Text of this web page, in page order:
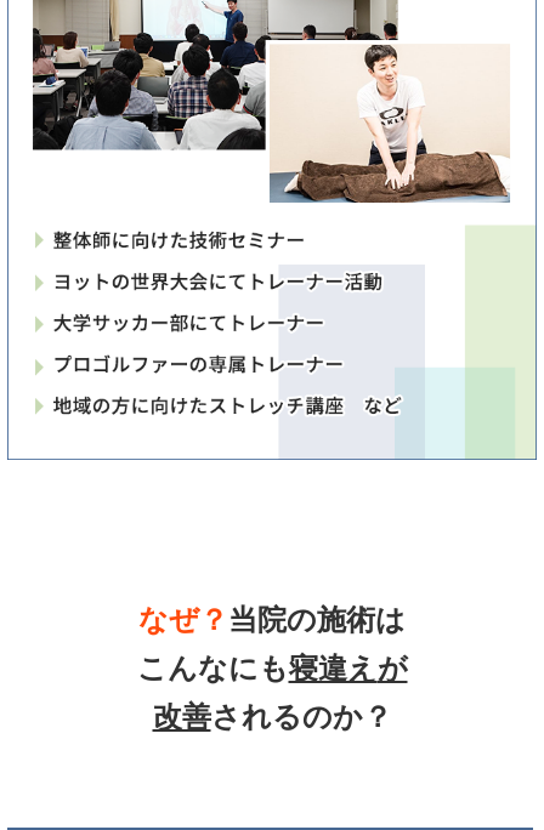
なぜ？ 当院の施術は
こんなにも寝違え が
改善されるのか？